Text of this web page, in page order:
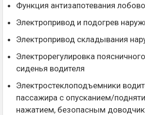
Функция антизапотевания
Электропривод и подогрев
Электропривод складывания
Электрорегулировка
сиденья водителя
Электростеклоподъемники
пассажира с опусканием/
нажатием, безопасным